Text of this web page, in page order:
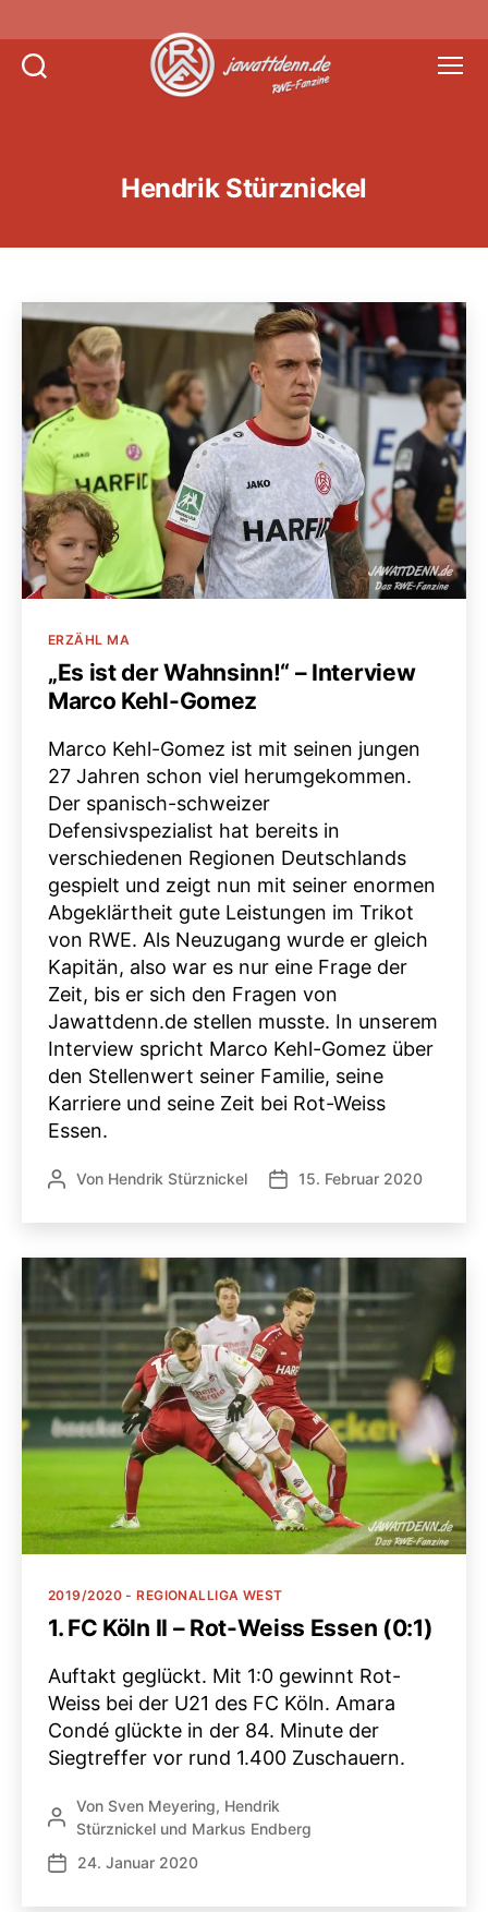
Hendrik Stürznickel
Kategorien
ERZÄHL MA
„Es ist der Wahnsinn!“ – Interview
Marco Kehl-Gomez
Marco Kehl-Gomez ist mit seinen jungen
27 Jahren schon viel herumgekommen.
Der spanisch-schweizer
Defensivspezialist hat bereits in
verschiedenen Regionen Deutschlands
gespielt und zeigt nun mit seiner enormen
Abgeklärtheit gute Leistungen im Trikot
von RWE. Als Neuzugang wurde er gleich
Kapitän, also war es nur eine Frage der
Zeit, bis er sich den Fragen von
Jawattdenn.de stellen musste. In unserem
Interview spricht Marco Kehl-Gomez über
den Stellenwert seiner Familie, seine
Karriere und seine Zeit bei Rot-Weiss
Essen.
Beitragsautor
Von Hendrik Stürznickel Veröffentlichungsdatum
15. Februar 2020
Kategorien
2019/2020 - REGIONALLIGA WEST
1. FC Köln II – Rot-Weiss Essen (0:1)
Auftakt geglückt. Mit 1:0 gewinnt Rot-
Weiss bei der U21 des FC Köln. Amara
Condé glückte in der 84. Minute der
Siegtreffer vor rund 1.400 Zuschauern.
Beitragsautor
Von Sven Meyering, Hendrik
Stürznickel und Markus Endberg
Veröffentlichungsdatum
24. Januar 2020